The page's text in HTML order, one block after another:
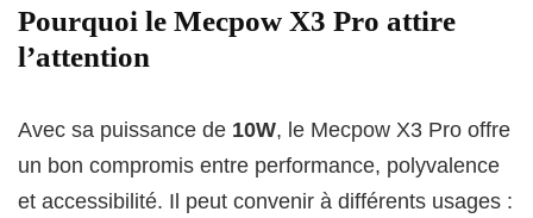
Pourquoi le Mecpow X3 Pro attire
l’attention
Avec sa puissance de 10W, le Mecpow X3 Pro offre
un bon compromis entre performance, polyvalence
et accessibilité. Il peut convenir à différents usages :